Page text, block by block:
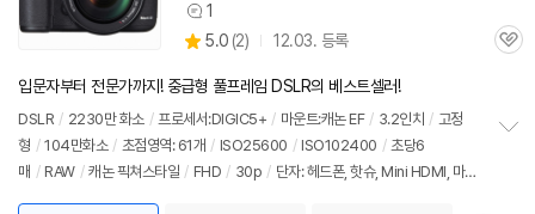
상
품
견
1
별
점
5.0 (상
리
뷰
2) 12.03. 등록
관
입문자부터 전문가까지! 중급형 풀프레임 DSLR의 베스트셀러!
DSLR / 2230만 화소 / 프로세서:DIGIC5+ / 마운트:캐논 EF / 3.2인치 / 고정
형 / 104만화소 / 초점영역: 61개 / ISO25600 / ISO102400 / 초당6
매 / RAW / 캐논 픽쳐스타일 / FHD / 30p / 단자: 헤드폰, 핫슈, Mini HDMI, 마이